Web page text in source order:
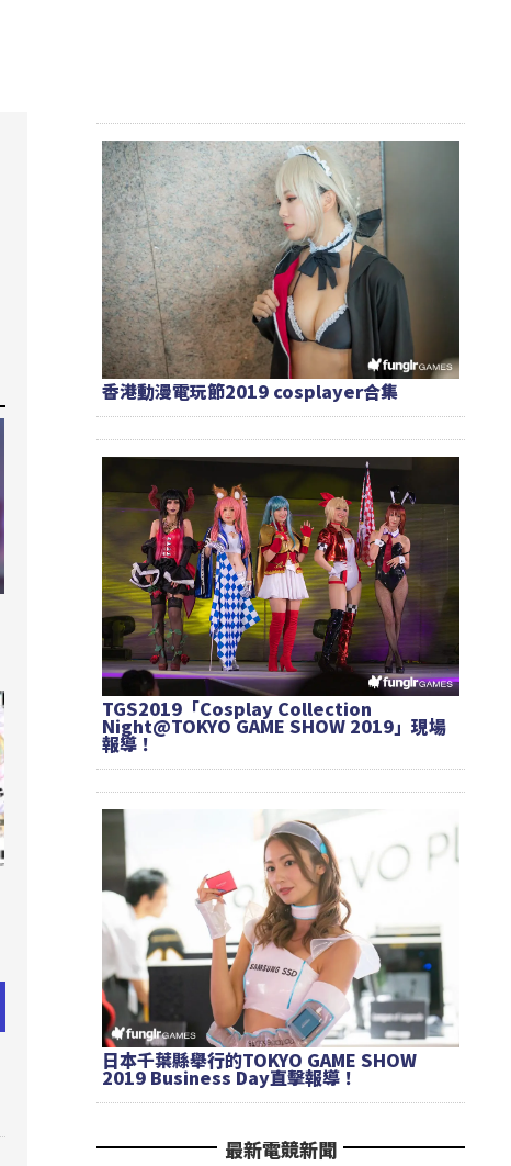
香港動漫電玩節2019 cosplayer合集
TGS2019「Cosplay Collection
Night@TOKYO GAME SHOW 2019」現場
報導！
日本千葉縣舉行的TOKYO GAME SHOW
2019 Business Day直擊報導！
最新電競新聞